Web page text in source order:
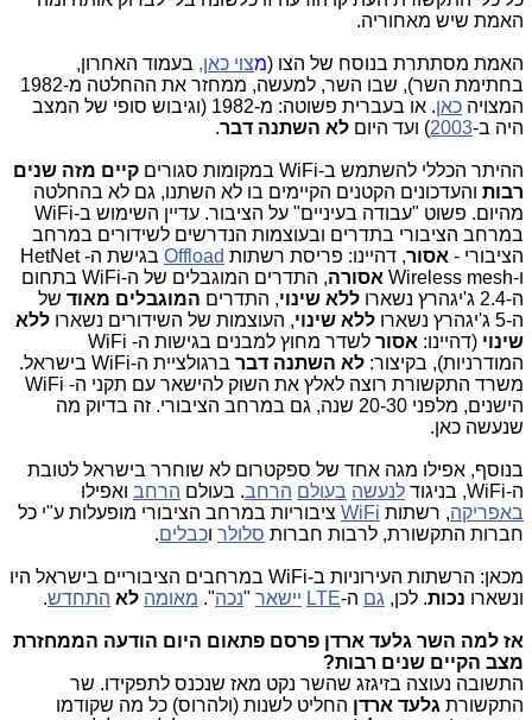
האמת שיש מאחוריה.
האמת מסתתרת בנוסח של הצו (מצוי כאן, בעמוד האחרון,
בחתימת השר), שבו השר, למעשה, ממחזר את ההחלטה מ-1982
המצויה כאן
. או בעברית פשוטה: מ-1982 (וגיבוש סופי של המצב
היה ב-2003) ועד היום לא השתנה דבר.
ההיתר הכללי להשתמש ב-WiFi במקומות סגורים
קיים מזה שנים
רבות והעדכונים הקטנים הקיימים בו לא השתנו, גם לא בהחלטה
מהיום. פשוט "עבודה בעיניים" על הציבור. עדיין השימוש ב-WiFi
במרחב הציבורי בתדרים ובעוצמות הנדרשים לשידורים במרחב
הציבורי - אסור, דהיינו: פריסת רשתות Offload
בגישת ה- HetNet
ו-Wireless mesh
אסורה
, התדרים המוגבלים של ה-WiFi בתחום
ה-2.4 ג'יגהרץ נשארו
ללא שינוי, התדרים המוגבלים מאוד של
ה-5 ג'יגהרץ נשארו
ללא שינוי, העוצמות של השידורים נשארו ללא
שינוי (דהיינו: אסור
לשדר מחוץ למבנים בגישות ה- WiFi
המודרניות), בקיצור: לא השתנה דבר
ברגולציית ה-WiFi בישראל.
משרד התקשורת רוצה לאלץ את השוק להישאר עם תקני ה- WiFi
הישנים, מלפני 20-30 שנה, גם במרחב הציבורי. זה בדיוק מה
שנעשה כאן.
בנוסף, אפילו מגה אחד של ספקטרום לא שוחרר בישראל לטובת
ה-WiFi, בניגוד
לנעשה בעולם הרחב. בעולם הרחב ואפילו
באפריקה, רשתות WiFi ציבוריות במרחב הציבורי מופעלות ע"י כל
חברות התקשורת, לרבות חברות סלולר וכבלים.
מכאן: הרשתות העירוניות ב-WiFi במרחבים הציבוריים בישראל היו
ונשארו נכות. לכן, גם ה-LTE יישאר "נכה". מאומה לא התחדש.
אז למה השר גלעד ארדן פרסם פתאום היום הודעה הממחזרת
מצב הקיים שנים רבות?
התשובה נעוצה בזיגזג שהשר נקט מאז שנכנס לתפקידו. שר
התקשורת גלעד ארדן החליט לשנות (ולהרוס) כל מה שקודמו